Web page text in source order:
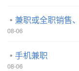
兼职或全职销售
08-06
手机兼职
08-06